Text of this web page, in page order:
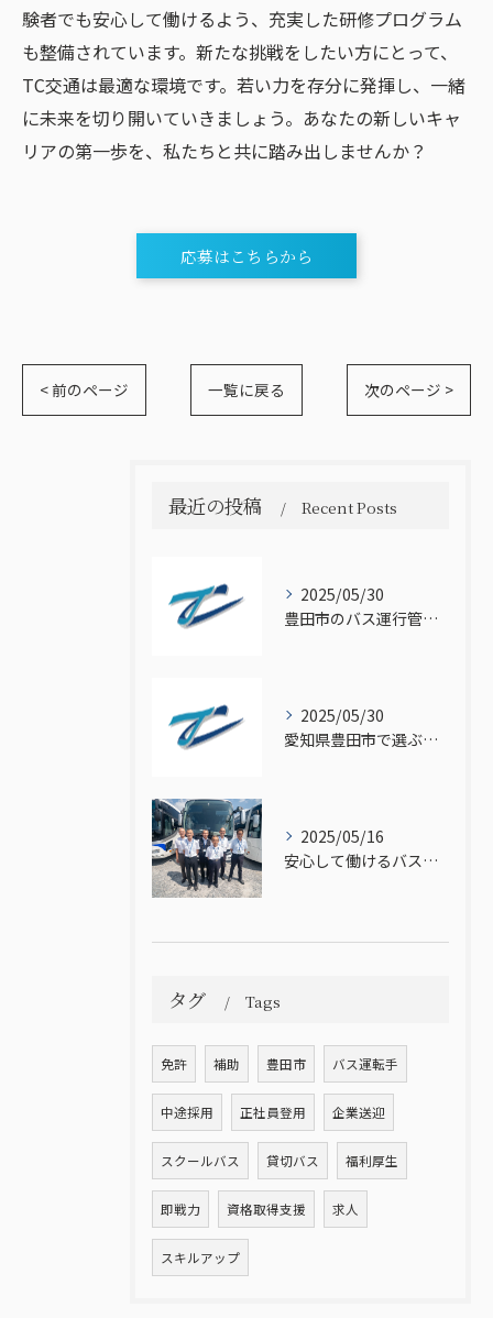
験者でも安心して働けるよう、充実した研修プログラム
も整備されています。新たな挑戦をしたい方にとって、
TC交通は最適な環境です。若い力を存分に発揮し、一緒
に未来を切り開いていきましょう。あなたの新しいキャ
リアの第一歩を、私たちと共に踏み出しませんか？
応募はこちらから
< 前のページ 一覧に戻る 次のページ >
最近の投稿 Recent Posts
2025/05/30
豊田市のバス運行管理業務の魅力
2025/05/30
愛知県豊田市で選ぶバス運転手の魅力
2025/05/16
安心して働けるバス運転手の魅力
タグ Tags
免許 補助 豊田市 バス運転手
中途採用 正社員登用 企業送迎
スクールバス 貸切バス 福利厚生
即戦力 資格取得支援 求人
スキルアップ